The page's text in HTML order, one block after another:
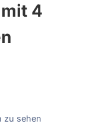
4
zu sehen